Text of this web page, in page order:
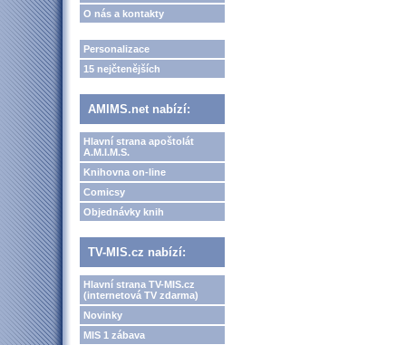
O nás a kontakty
Personalizace
15 nejčtenějších
AMIMS.net nabízí:
Hlavní strana apoštolát
A.M.I.M.S.
Knihovna on-line
Comicsy
Objednávky knih
TV-MIS.cz nabízí:
Hlavní strana TV-MIS.cz
(internetová TV zdarma)
Novinky
MIS 1 zábava